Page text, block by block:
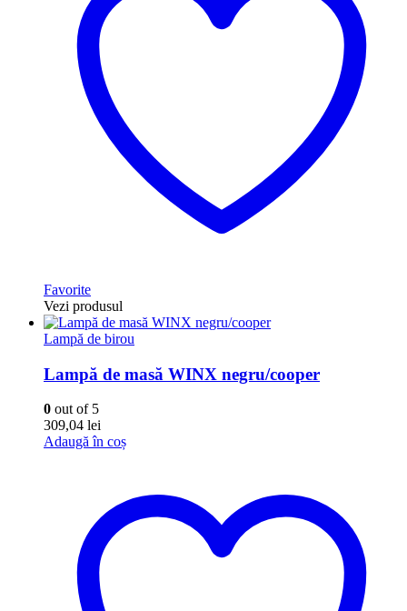
Favorite
Vezi produsul
Lampă de birou
Lampă de masă WINX negru/cooper
0 out of 5
309,04 lei
Adaugă în coș